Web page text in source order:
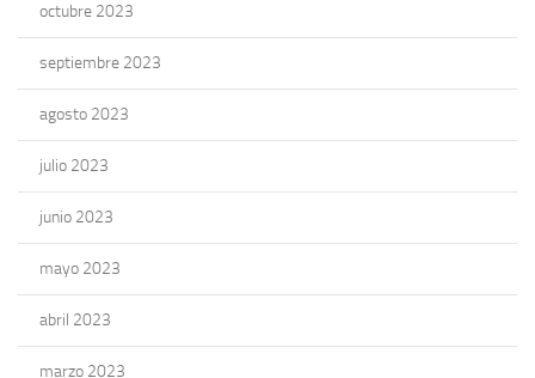
octubre 2023
septiembre 2023
agosto 2023
julio 2023
junio 2023
mayo 2023
abril 2023
marzo 2023